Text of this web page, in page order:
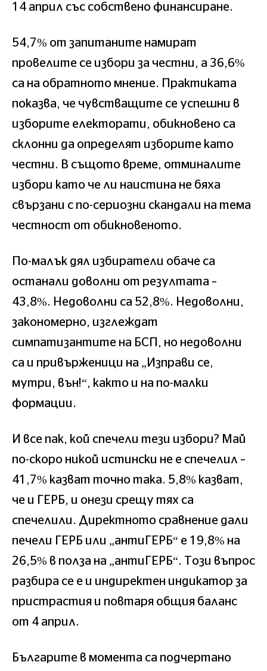
14 април със собствено финансиране.
54,7% от запитаните намират
провелите се избори за честни, а 36,6%
са на обратното мнение. Практиката
показва, че чувстващите се успешни в
изборите електорати, обикновено са
склонни да определят изборите като
честни. В същото време, отминалите
избори като че ли наистина не бяха
свързани с по-сериозни скандали на тема
честност от обикновеното.
По-малък дял избиратели обаче са
останали доволни от резултата –
43,8%. Недоволни са 52,8%. Недоволни,
закономерно, изглеждат
симпатизантите на БСП, но недоволни
са и привърженици на „Изправи се,
мутри, вън!“, както и на по-малки
формации.
И все пак, кой спечели тези избори? Май
по-скоро никой истински не е спечелил –
41,7% казват точно така. 5,8% казват,
че и ГЕРБ, и онези срещу тях са
спечелили. Директното сравнение дали
печели ГЕРБ или „антиГЕРБ“ е 19,8% на
26,5% в полза на „антиГЕРБ“. Този въпрос
разбира се е и индиректен индикатор за
пристрастия и повтаря общия баланс
от 4 април.
Българите в момента са подчертано